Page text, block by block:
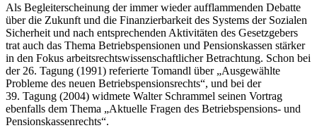
Als Begleiterscheinung der immer wieder aufflammenden Debatte
über die Zukunft und die Finanzierbarkeit des Systems der Sozialen
Sicherheit und nach entsprechenden Aktivitäten des Gesetzgebers
trat auch das Thema Betriebspensionen und Pensionskassen stärker
in den Fokus arbeitsrechtswissenschaftlicher Betrachtung. Schon bei
der 26. Tagung (1991) referierte Tomandl über „Ausgewählte
Probleme des neuen Betriebspensionsrechts“, und bei der
39. Tagung (2004) widmete Walter Schrammel seinen Vortrag
ebenfalls dem Thema „Aktuelle Fragen des Betriebspensions- und
Pensionskassenrechts“.